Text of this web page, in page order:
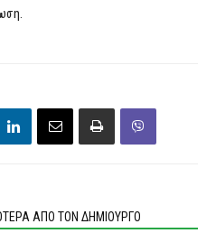
ΑΠΟ ΤΟΝ ΔΗΜΙΟΥΡΓΟ